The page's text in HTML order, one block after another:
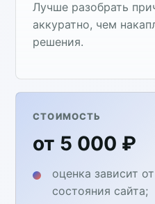
Лучше разобрать
аккуратно, чем
решения.
СТОИМОСТЬ
от 5 000 ₽
оценка зависит
состояния сайта;